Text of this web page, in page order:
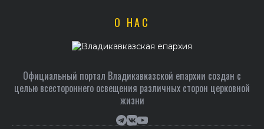
О НАС
Официальный портал Владикавказской епархии создан c
целью всестороннего освещения различных сторон церковной
жизни